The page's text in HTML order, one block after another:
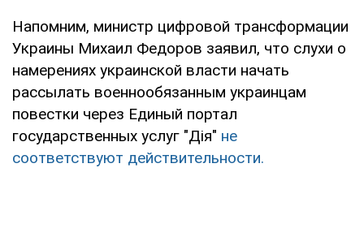
Напомним, министр цифровой трансформации
Украины Михаил Федоров заявил, что слухи о
намерениях украинской власти начать
рассылать военнообязанным украинцам
повестки через Единый портал
государственных услуг "Дія" не
соответствуют действительности.